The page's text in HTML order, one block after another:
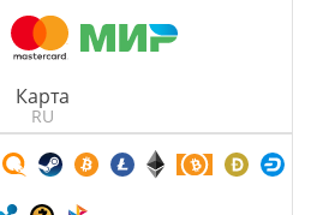
Карта
RU